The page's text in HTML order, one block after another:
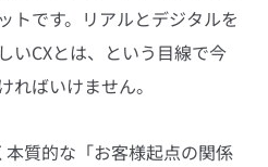
トです。リアルとデジタルを
いCXとは、という目線で今
ればいけません。
質的な「お客様起点の関係